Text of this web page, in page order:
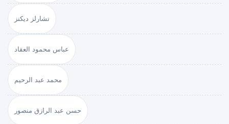
تشارلز ديكنز
عباس محمود العقاد
محمد عبد الرحيم
حسن عبد الرازق منصور